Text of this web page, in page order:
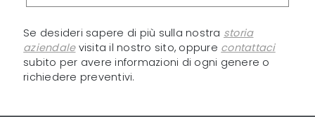
Se desideri sapere di più sulla nostra storia
aziendalevisita il nostro sito, oppure contattaci
subito per avere informazioni di ogni genere o
richiedere preventivi.